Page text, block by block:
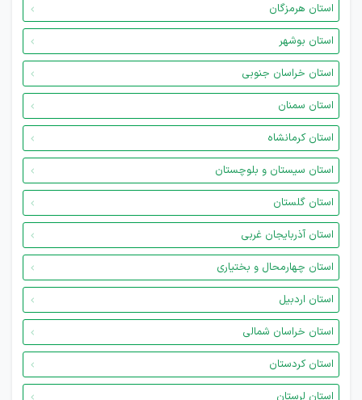
استان هرمزگان
استان بوشهر
استان خراسان جنوبی
استان سمنان
استان کرمانشاه
استان سیستان و بلوچستان
استان گلستان
استان آذربایجان غربی
استان چهارمحال و بختیاری
استان اردبیل
استان خراسان شمالی
استان کردستان
استان لرستان